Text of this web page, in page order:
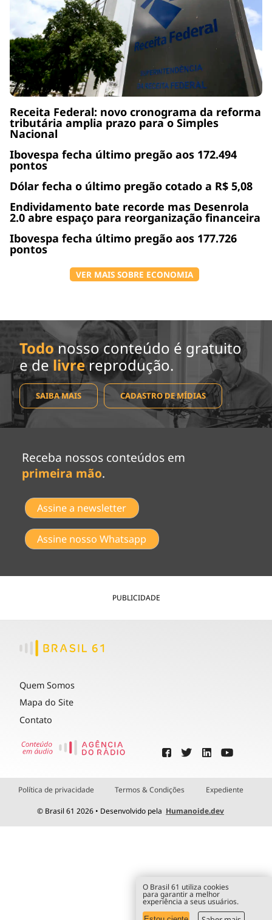
Receita Federal: novo cronograma da reforma
tributária amplia prazo para o Simples
Nacional
Ibovespa fecha último pregão aos 172.494
pontos
Dólar fecha o último pregão cotado a R$ 5,08
Endividamento bate recorde mas Desenrola
2.0 abre espaço para reorganização financeira
Ibovespa fecha último pregão aos 177.726
pontos
VER MAIS SOBRE ECONOMIA
Todo nosso conteúdo é gratuito
e de livrereprodução.
SAIBA MAIS CADASTRO DE MÍDIAS
Receba nossos conteúdos em
primeira mão.
Assine a newsletter
Assine nosso Whatsapp
PUBLICIDADE
Quem Somos
Mapa do Site
Contato
Política de privacidade Termos & Condições Expediente
© Brasil 61 2026 • Desenvolvido pela Humanoide.dev
O Brasil 61 utiliza cookies
para garantir a melhor
experiência a seus usuários.